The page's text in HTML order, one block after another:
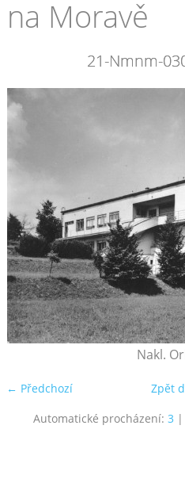
Moravě
21-Nmnm-
Nakl.
← Předchozí
Zpět
Automatické procházení: 3 |